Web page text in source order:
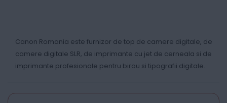
Canon Romania este furnizor de top de camere digitale, de
camere digitale SLR, de imprimante cu jet de cerneala si de
imprimante profesionale pentru birou si tipografii digitale.